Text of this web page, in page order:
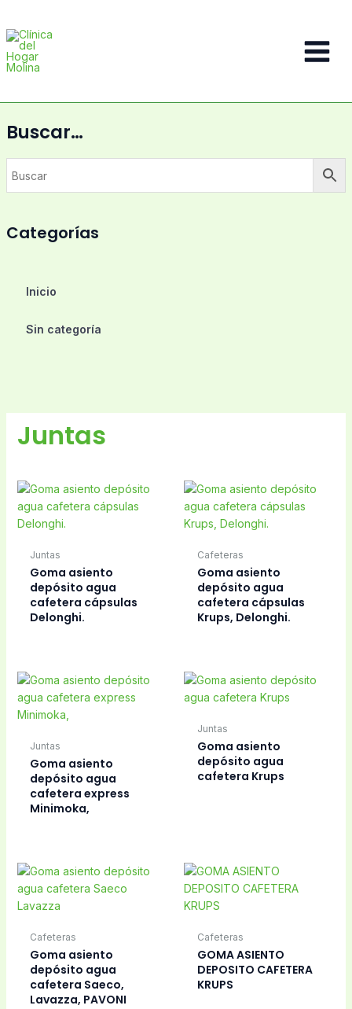
contenido
Main
Buscar…
Categorías
Inicio
Sin categoría
Juntas
Juntas
Goma asiento
depósito agua
cafetera cápsulas
Delonghi.
Cafeteras
Goma asiento
depósito agua
cafetera cápsulas
Krups, Delonghi.
Juntas
Goma asiento
depósito agua
cafetera express
Minimoka,
Juntas
Goma asiento
depósito agua
cafetera Krups
Cafeteras
Goma asiento
depósito agua
cafetera Saeco,
Lavazza, PAVONI
Cafeteras
GOMA ASIENTO
DEPOSITO CAFETERA
KRUPS